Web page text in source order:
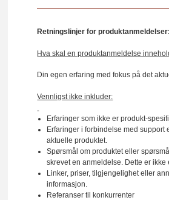
Retningslinjer for produktanmeldelser:
Hva skal en produktanmeldelse
Din egen erfaring med fokus på det
Vennligst ikke inkluder:
Erfaringer som ikke er produkt-
Erfaringer i forbindelse med support
aktuelle produktet.
Spørsmål om produktet eller
skrevet en anmeldelse. Dette er ikke
Linker, priser, tilgjengelighet eller
informasjon.
Referanser til konkurrenter